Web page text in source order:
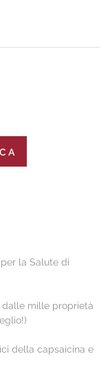
la Salute di
dalle mille proprietà
della capsaicina e